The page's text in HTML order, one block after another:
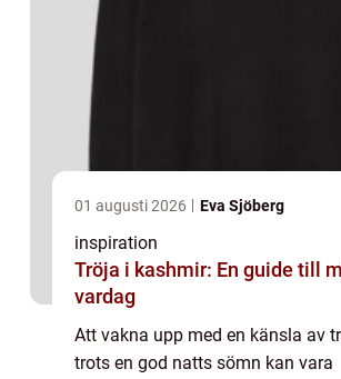
01 augusti 2026 Eva Sjöberg
inspiration
Tröja i kashmir: En guide till
vardag
Att vakna upp med en känsla av
trots en god natts sömn kan vara